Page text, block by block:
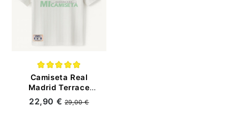
Camiseta Real
Madrid Terrace
Icons Retro 2025/26
Blanco
22,90 €29,00 €